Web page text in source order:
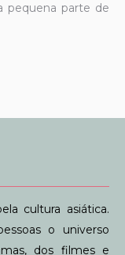
pequena parte de
cultura asiática.
o universo
dos filmes e